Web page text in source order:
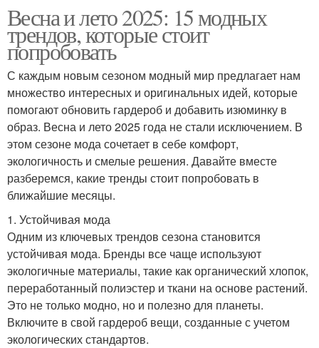
Весна и лето 2025: 15 модных
трендов, которые стоит
попробовать
С каждым новым сезоном модный мир предлагает нам
множество интересных и оригинальных идей, которые
помогают обновить гардероб и добавить изюминку в
образ. Весна и лето 2025 года не стали исключением. В
этом сезоне мода сочетает в себе комфорт,
экологичность и смелые решения. Давайте вместе
разберемся, какие тренды стоит попробовать в
ближайшие месяцы.
1. Устойчивая мода
Одним из ключевых трендов сезона становится
устойчивая мода. Бренды все чаще используют
экологичные материалы, такие как органический хлопок,
переработанный полиэстер и ткани на основе растений.
Это не только модно, но и полезно для планеты.
Включите в свой гардероб вещи, созданные с учетом
экологических стандартов.